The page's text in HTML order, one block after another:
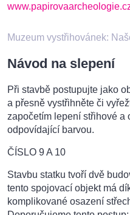
Muzeum vystřihovánek:
Návod na slepení
Při stavbě postupujte jako
a přesně vystřihněte či
započetím lepení střihové a
odpovídající barvou.
ČÍSLO 9 A 10
Stavbu statku tvoří dvě
tento spojovací objekt má
komplikované osazení